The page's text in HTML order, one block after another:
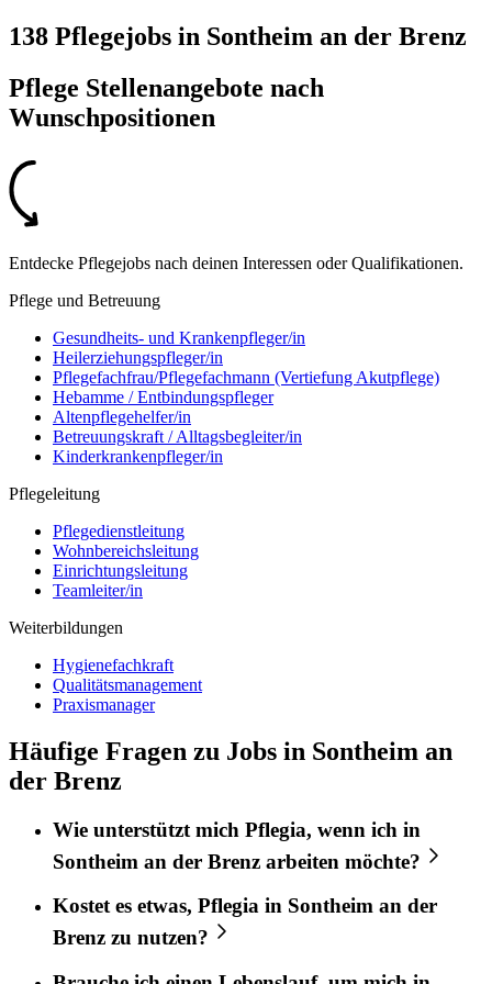
138 Pflegejobs in Sontheim an der Brenz
Pflege Stellenangebote nach
Wunschpositionen
Entdecke Pflegejobs nach deinen Interessen oder Qualifikationen.
Pflege und Betreuung
Gesundheits- und Krankenpfleger/in
Heilerziehungspfleger/in
Pflegefachfrau/Pflegefachmann (Vertiefung Akutpflege)
Hebamme / Entbindungspfleger
Altenpflegehelfer/in
Betreuungskraft / Alltagsbegleiter/in
Kinderkrankenpfleger/in
Pflegeleitung
Pflegedienstleitung
Wohnbereichsleitung
Einrichtungsleitung
Teamleiter/in
Weiterbildungen
Hygienefachkraft
Qualitätsmanagement
Praxismanager
Häufige Fragen zu Jobs in Sontheim an
der Brenz
Wie unterstützt mich Pflegia, wenn ich in
Sontheim an der Brenz arbeiten möchte?
Kostet es etwas, Pflegia in Sontheim an der
Brenz zu nutzen?